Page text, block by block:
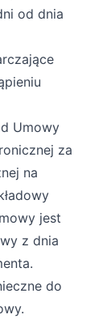
od dnia
Umowy
za
na
jest
z dnia
do